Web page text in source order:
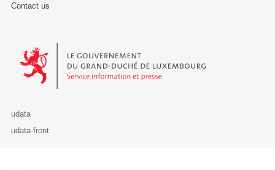
Contact us
Le Gouvernement du Grand-Duché de Luxembourg - Service
udata
udata-front